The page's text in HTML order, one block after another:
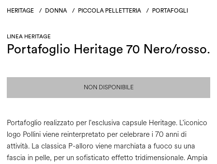
HERITAGE / DONNA / PICCOLA PELLETTERIA / PORTAFOGLI
LINEA HERITAGE
Portafoglio Heritage 70 Nero/rosso.
NON DISPONIBILE
Portafoglio realizzato per l'esclusiva capsule Heritage. L'iconico
logo Pollini viene reinterpretato per celebrare i 70 anni di
attività. La classica P-alloro viene marchiata a fuoco su una
fascia in pelle, per un sofisticato effetto tridimensionale. Ampia